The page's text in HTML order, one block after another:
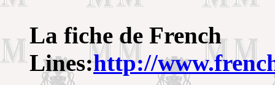
La fiche de French
Lines:http://